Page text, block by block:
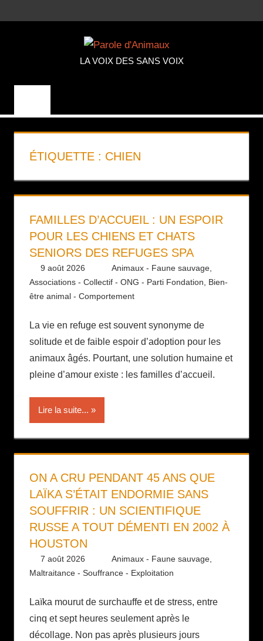
au
LA VOIX DES SANS VOIX
ÉTIQUETTE : CHIEN
FAMILLES D’ACCUEIL : UN ESPOIR
POUR LES CHIENS ET CHATS
SENIORS DES REFUGES SPA
9 août 2026 Daniel
Animaux - Faune sauvage,
Associations - Collectif - ONG - Parti Fondation
Bien-
être animal - Comportement
La vie en refuge est souvent synonyme de
solitude et de faible espoir d’adoption pour les
animaux âgés. Pourtant, une solution humaine et
pleine d’amour existe : les familles d’accueil.
Lire la suite...
ON A CRU PENDANT 45 ANS QUE
LAÏKA S’ÉTAIT ENDORMIE SANS
SOUFFRIR : UN SCIENTIFIQUE
RUSSE A TOUT DÉMENTI EN 2002 À
HOUSTON
7 août 2026 Daniel
Animaux - Faune sauvage,
Maltraitance - Souffrance - Exploitation
Laïka mourut de surchauffe et de stress, entre
cinq et sept heures seulement après le
décollage. Non pas après plusieurs jours